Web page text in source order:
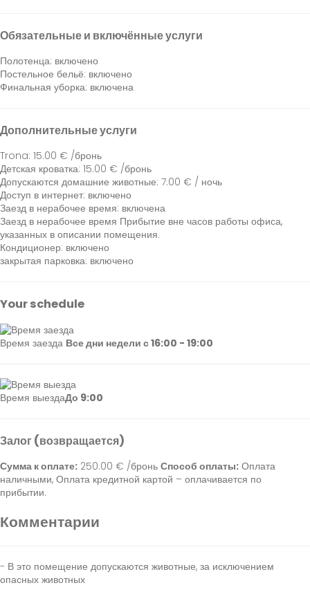
Обязательные и включённые услуги
Полотенца: включено
Постельное бельё: включено
Финальная уборка: включена
Дополнительные услуги
Trona: 15.00 € /бронь
Детская кроватка: 15.00 € /бронь
Допускаются домашние животные: 7.00 € / ночь
Доступ в интернет: включено
Заезд в нерабочее время: включена
Заезд в нерабочее время Прибытие вне часов работы офиса,
указанных в описании помещения.
Кондиционер: включено
закрытая парковка: включено
Your schedule
Время заезда Все дни недели с 16:00 - 19:00
Время выездаДо 9:00
Залог (возвращается)
Сумма к оплате: 250.00 € /бронь Способ оплаты: Оплата
наличными​, Оплата кредитной картой – оплачивается по
прибытии.
Комментарии
- В это помещение допускаются животные, за исключением
опасных животных